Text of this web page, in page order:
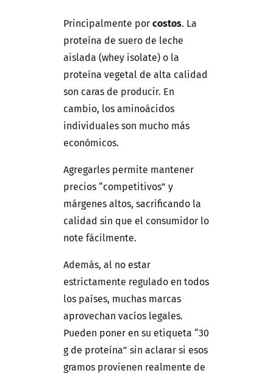
Principalmente por costos. La
proteína de suero de leche
aislada (whey isolate) o la
proteína vegetal de alta calidad
son caras de producir. En
cambio, los aminoácidos
individuales son mucho más
económicos.
Agregarles permite mantener
precios “competitivos” y
márgenes altos, sacrificando la
calidad sin que el consumidor lo
note fácilmente.
Además, al no estar
estrictamente regulado en todos
los países, muchas marcas
aprovechan vacíos legales.
Pueden poner en su etiqueta “30
g de proteína” sin aclarar si esos
gramos provienen realmente de